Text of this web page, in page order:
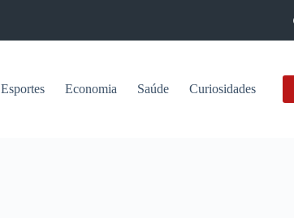
Esportes Economia Saúde Curiosidades